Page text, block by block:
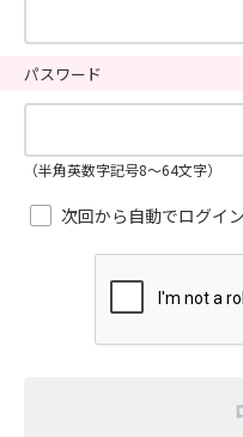
パスワード
（半角英数字記号8～64文字）
次回から自動でログイ